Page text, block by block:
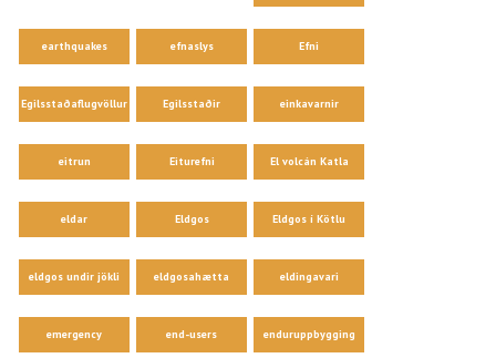
earthquakes efnaslys Efni
Egilsstaðaflugvöllur Egilsstaðir einkavarnir
eitrun Eiturefni El volcán Katla
eldar Eldgos Eldgos í Kötlu
eldgos undir jökli eldgosahætta eldingavari
emergency end-users enduruppbygging